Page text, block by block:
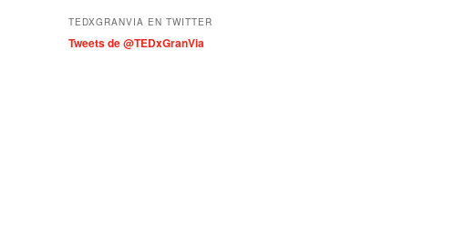
a
s
TEDXGRANVIA EN TWITTER
Tweets de @TEDxGranVia